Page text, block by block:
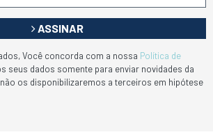
ASSINAR
Você concorda com a nossa Política de
seus dados somente para enviar novidades da
os disponibilizaremos a terceiros em hipótese